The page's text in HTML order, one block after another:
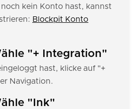
kein Konto hast, kannst
Blockpit Konto
"+ Integration"
hast, klicke auf "+
Navigation.
"Ink"